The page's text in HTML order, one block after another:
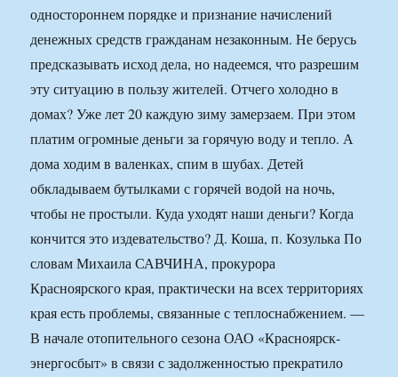
одностороннем порядке и признание начислений
денежных средств гражданам незаконным. Не берусь
предсказывать исход дела, но надеемся, что разрешим
эту ситуацию в пользу жителей. Отчего холодно в
домах? Уже лет 20 каждую зиму замерзаем. При этом
платим огромные деньги за горячую воду и тепло. А
дома ходим в валенках, спим в шубах. Детей
обкладываем бутылками с горячей водой на ночь,
чтобы не простыли. Куда уходят наши деньги? Когда
кончится это издевательство? Д. Коша, п. Козулька По
словам Михаила САВЧИНА, прокурора
Красноярского края, практически на всех территориях
края есть проблемы, связанные с теплоснабжением. —
В начале отопительного сезона ОАО «Красноярск­
энергосбыт» в связи с задолженностью прекратило